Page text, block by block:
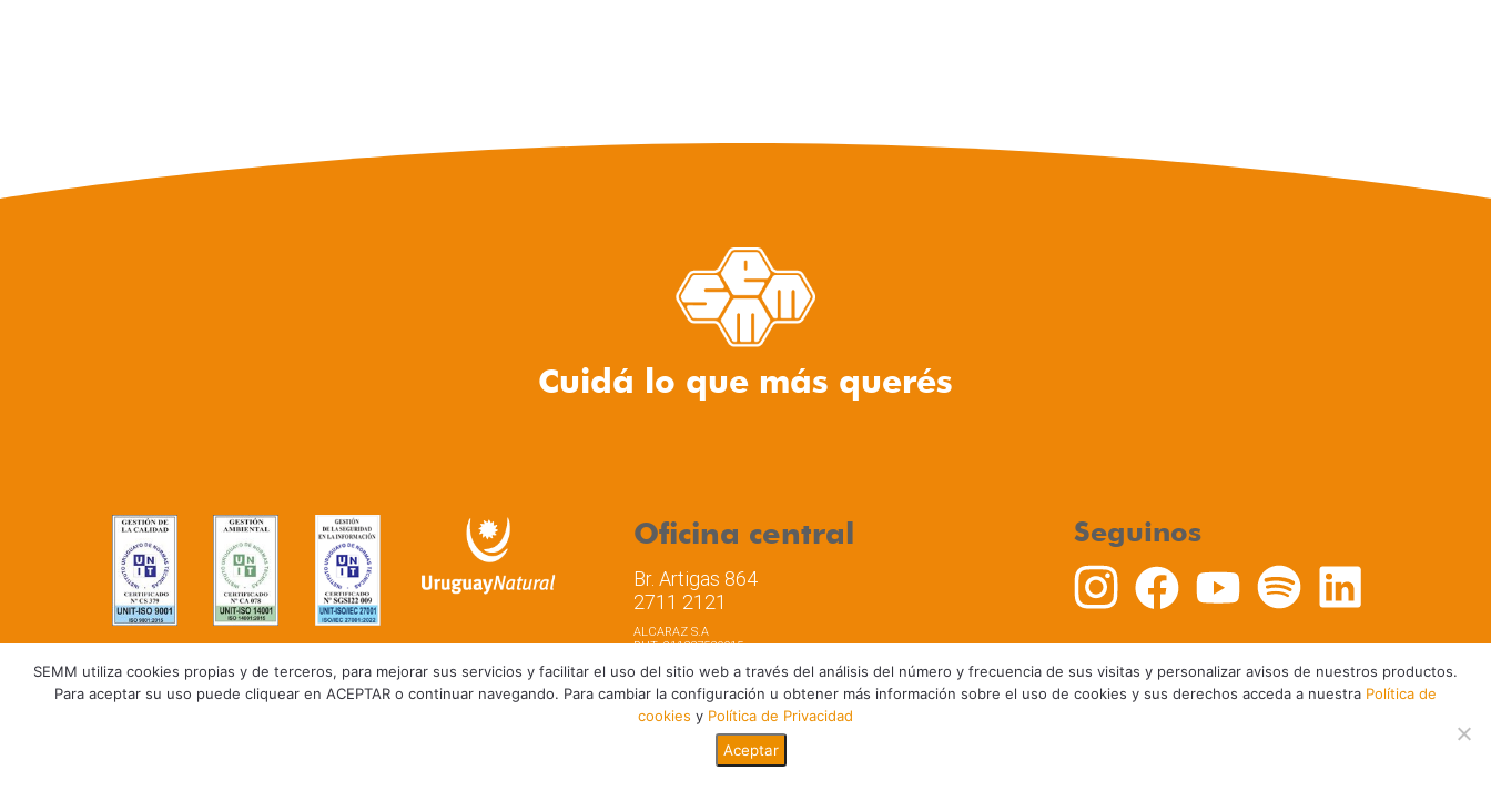
Cuidá lo que más querés
Oficina central
Br. Artigas 864
2711 2121
ALCARAZ S.A
RUT: 211337530015
Seguinos
Términos y Condiciones de Uso
SEMM utiliza cookies propias y de terceros, para mejorar sus servicios y facilitar el uso del sitio web a través del análisis del número y frecuencia de sus visitas y personalizar avisos de nuestros productos.
Para aceptar su uso puede cliquear en ACEPTAR o continuar navegando. Para cambiar la configuración u obtener más información sobre el uso de cookies y sus derechos acceda a nuestra Política de
cookies y Política de Privacidad
Aceptar